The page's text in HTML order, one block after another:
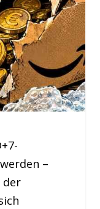
–
der